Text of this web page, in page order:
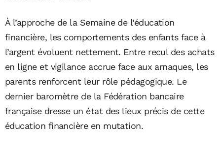
À l’approche de la Semaine de l’éducation
financière, les comportements des enfants face à
l’argent évoluent nettement. Entre recul des achats
en ligne et vigilance accrue face aux arnaques, les
parents renforcent leur rôle pédagogique. Le
dernier baromètre de la Fédération bancaire
française dresse un état des lieux précis de cette
éducation financière en mutation.